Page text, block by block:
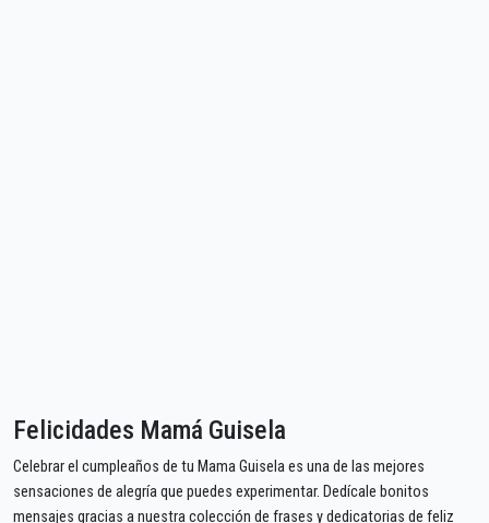
Felicidades Mamá Guisela
Celebrar el cumpleaños de tu Mama Guisela es una de las mejores
sensaciones de alegría que puedes experimentar. Dedícale bonitos
mensajes gracias a nuestra colección de frases y dedicatorias de feliz